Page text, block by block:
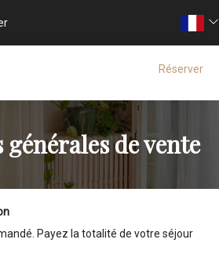
Réserver
de vente
Payez la totalité de votre séjour